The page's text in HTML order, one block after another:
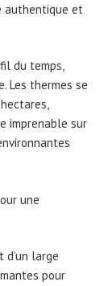
authentique et
du temps,
Les thermes se
imprenable sur
une
d’un large
pour